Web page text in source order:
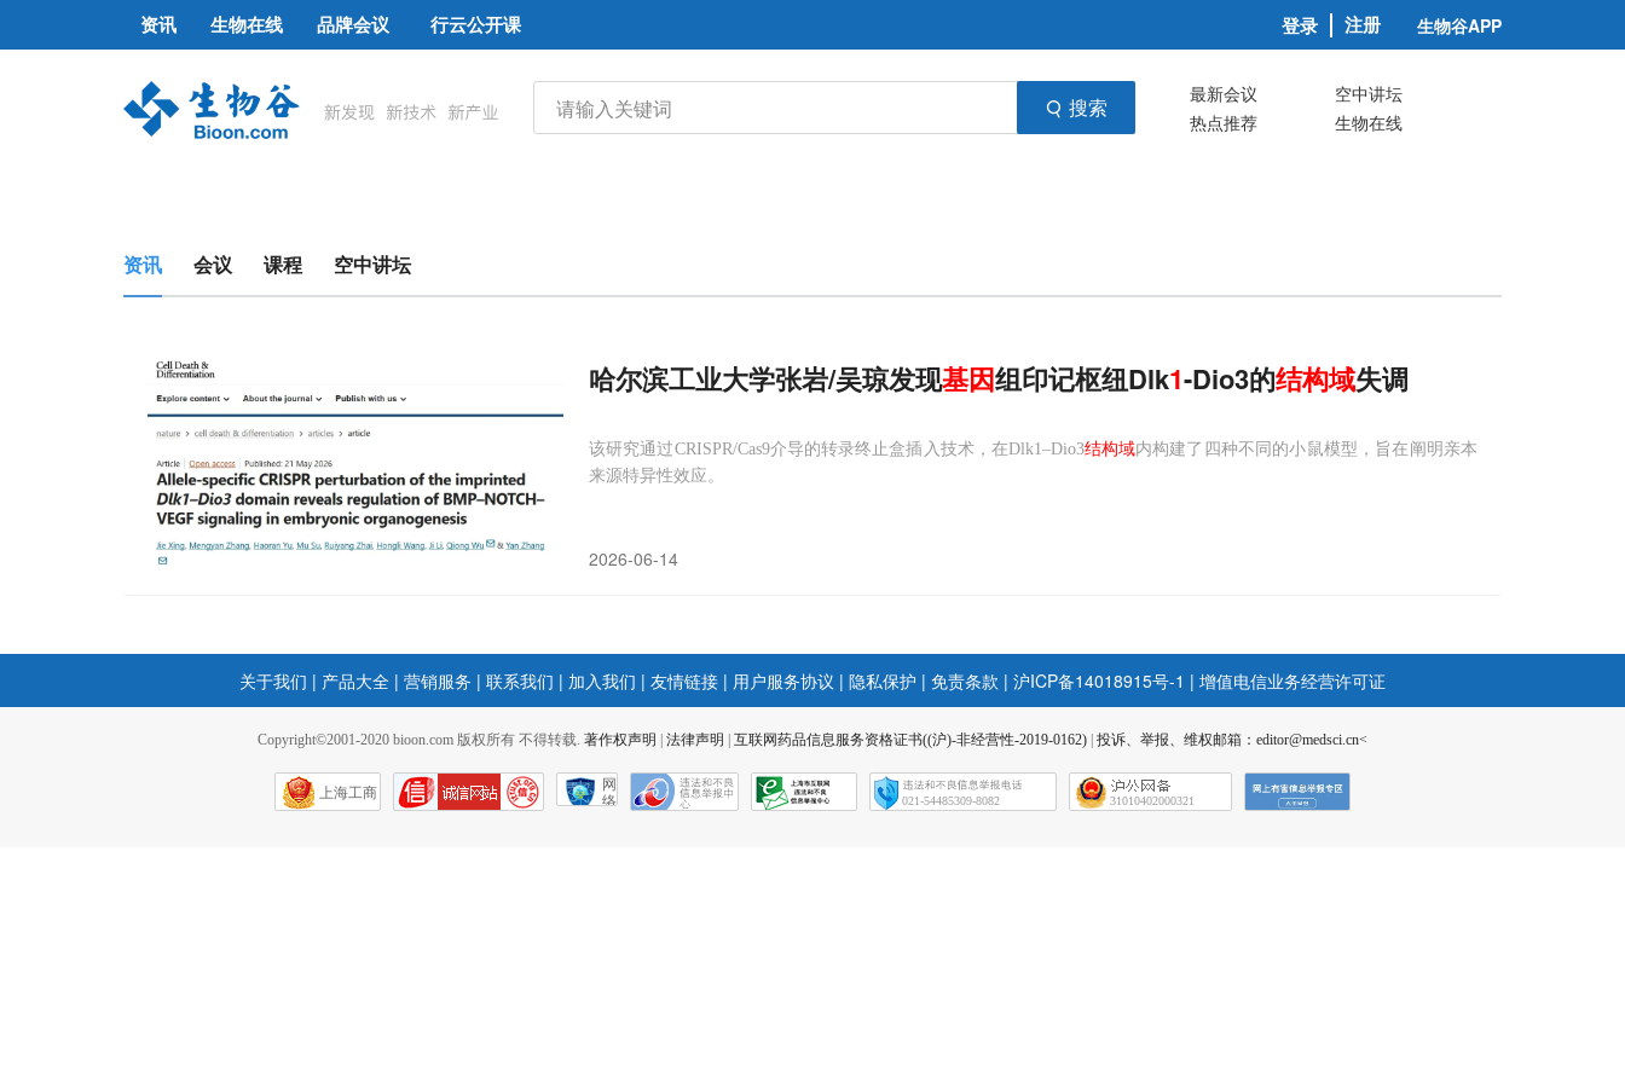
资讯 生物在线 品牌会议 行云公开课 登录 注册 生物谷APP
搜索 最新会议
空中讲坛
热点推荐
生物在线
资讯 会议 课程 空中讲坛
哈尔滨工业大学张岩/吴琼发现基因组印记枢纽Dlk1-Dio3的结构域失调
该研究通过CRISPR/Cas9介导的转录终止盒插入技术，在Dlk1–Dio3结构域内构建了四种不同的小鼠模型，旨在阐明亲本
来源特异性效应。
2026-06-14
关于我们 | 产品大全 | 营销服务 | 联系我们 | 加入我们 | 友情链接 | 用户服务协议 | 隐私保护 | 免责条款 | 沪ICP备14018915号-1 | 增值电信业务经营许可证
Copyright©2001-2020 bioon.com 版权所有 不得转载. 著作权声明 法律声明 互联网药品信息服务资格证书((沪)-非经营性-2019-0162) 投诉、举报、维权邮箱：editor@medsci.cn<
上海工商
网
络
021-54485309-8082 31010402000321